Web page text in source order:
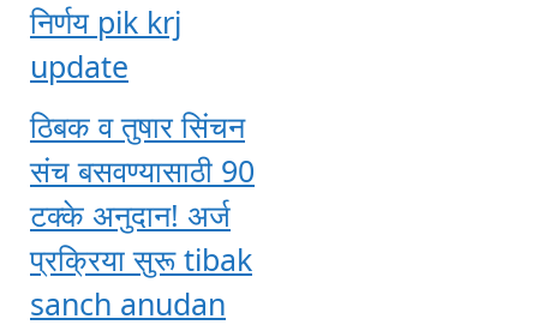
निर्णय pik krj
update
ठिबक व तुषार सिंचन
संच बसवण्यासाठी 90
टक्के अनुदान! अर्ज
प्रक्रिया सुरू tibak
sanch anudan